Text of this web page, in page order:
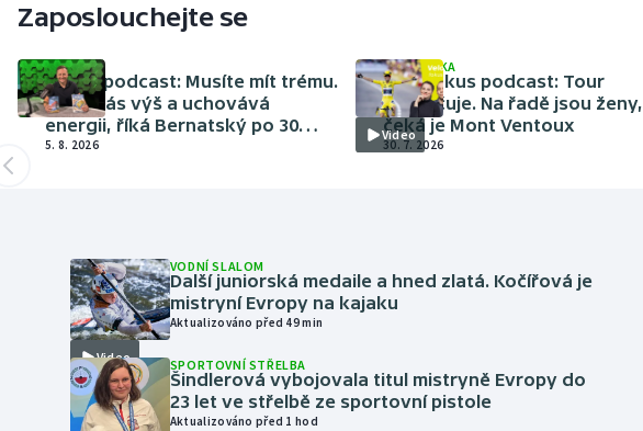
Zaposlouchejte se
OSTATNÍ
Fokus podcast: Musíte mít trému.
Kope vás výš a uchovává
energii, říká Bernatský po 30
letech v BBV
5. 8. 2026
Video
CYKLISTIKA
Velo fokus podcast: Tour
pokračuje. Na řadě jsou ženy,
čeká je Mont Ventoux
30. 7. 2026
Video
VODNÍ SLALOM
Další juniorská medaile a hned zlatá. Kočířová je
mistryní Evropy na kajaku
Aktualizováno před 49 min
SPORTOVNÍ STŘELBA
Šindlerová vybojovala titul mistryně Evropy do
23 let ve střelbě ze sportovní pistole
Aktualizováno před 1 hod